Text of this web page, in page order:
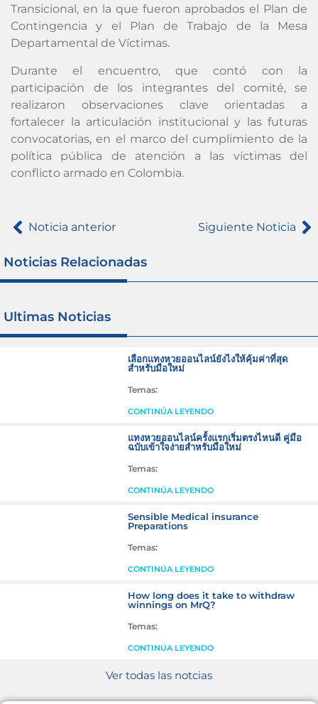
Transicional, en la que fueron aprobados el Plan de
Contingencia y el Plan de Trabajo de la Mesa
Departamental de Víctimas.
Durante el encuentro, que contó con la
participación de los integrantes del comité, se
realizaron observaciones clave orientadas a
fortalecer la articulación institucional y las futuras
convocatorias, en el marco del cumplimiento de la
política pública de atención a las víctimas del
conflicto armado en Colombia.
Noticia anterior Siguiente Noticia
Noticias Relacionadas
Ultimas Noticias
เลือกแทงหวยออนไลน์ยังไงให้คุ้มค่าที่สุด
สำหรับมือใหม่
Temas:
CONTINÚA LEYENDO
แทงหวยออนไลน์ครั้งแรกเริ่มตรงไหนดี คู่มือ
ฉบับเข้าใจง่ายสำหรับมือใหม่
Temas:
CONTINÚA LEYENDO
Sensible Medical insurance
Preparations
Temas:
CONTINÚA LEYENDO
How long does it take to withdraw
winnings on MrQ?
Temas:
CONTINÚA LEYENDO
Ver todas las notcias